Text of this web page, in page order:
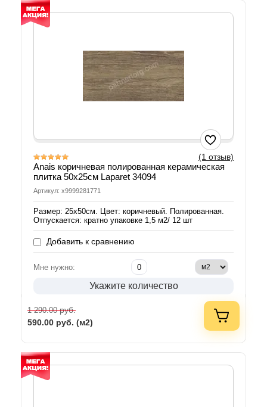
(1 отзыв)
Anais коричневая полированная керамическая
плитка 50x25см Laparet 34094
Артикул: х9999281771
Размер: 25х50см. Цвет: коричневый. Полированная.
Отпускается: кратно упаковке 1,5 м2/ 12 шт
Добавить к сравнению
Мне нужно:
Укажите количество
1 290.00руб.
590.00 руб. (м2)